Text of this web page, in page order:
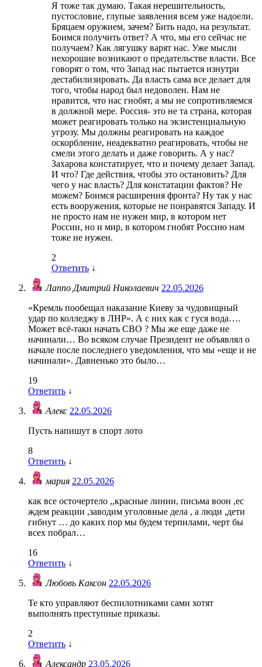
Я тоже так думаю. Такая нерешительность,
пустословие, глупые заявления всем уже надоели.
Бряцаем оружием, зачем? Бить надо, на результат.
Боимся получить ответ? А что, мы его сейчас не
получаем? Как лягушку варят нас. Уже мысли
нехорошие возникают о предательстве власти. Все
говорят о том, что Запад нас пытается изнутри
дестабилизировать. Да власть сама все делает для
того, чтобы народ был недоволен. Нам не
нравится, что нас гнобят, а мы не сопротивляемся
в должной мере. Россия- это не та страна, которая
может реагировать только на экзистенциальную
угрозу. Мы должны реагировать на каждое
оскорбление, неадекватно реагировать, чтобы не
смели этого делать и даже говорить. А у нас?
Захарова констатирует, что и почему делает Запад.
И что? Где действия, чтобы это остановить? Для
чего у нас власть? Для констатации фактов? Не
можем? Боимся расширения фронта? Ну так у нас
есть вооружения, которые не понравятся Западу. И
не просто нам не нужен мир, в котором нет
России, но и мир, в котором гнобят Россию нам
тоже не нужен.
2
Ответить ↓
Лаппо Дмитрий Николаевич 22.05.2026
«Кремль пообещал наказание Киеву за чудовищный
удар по колледжу в ЛНР». А с них как с гуся вода….
Может всё-таки начать СВО ? Мы же еще даже не
начинали… Во всяком случае Президент не объявлял о
начале после последнего уведомления, что мы «еще и не
начинали». Давненько это было…
19
Ответить ↓
Алекс 22.05.2026
Пусть напишут в спорт лото
8
Ответить ↓
мария 22.05.2026
как все осточертело ,,красные линии, письма воон ,ес
ждем реакции ,заводим уголовные дела , а люди ,дети
гибнут … до каких пор мы будем терпилами, черт бы
всех побрал…
16
Ответить ↓
Любовь Каксон 22.05.2026
Те кто управляют беспилотниками сами хотят
выполнять преступные приказы.
2
Ответить ↓
Александр 23.05.2026